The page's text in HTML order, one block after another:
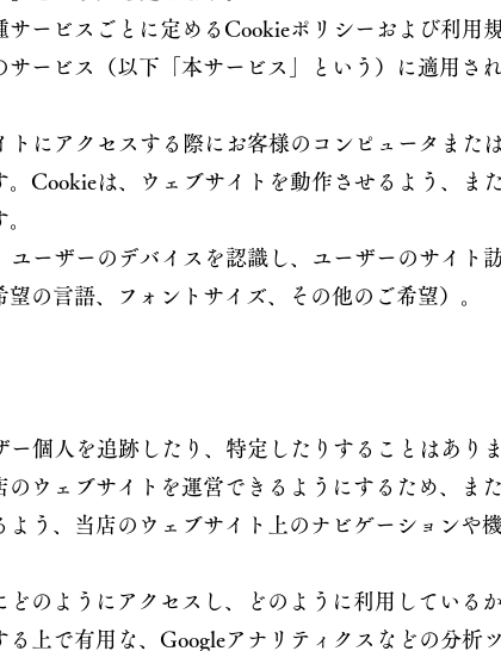
ービスごとに定めるCookieポリシーおよび利用
ービス（以下「本サービス」という）に適用さ
にアクセスする際にお客様のコンピュータまた
Cookieは、ウェブサイトを動作させるよう、ま
ユーザーのデバイスを認識し、ユーザーのサイト
の言語、フォントサイズ、その他のご希望）。
ー個人を追跡したり、特定したりすることはあり
ウェブサイトを運営できるようにするため、ま
よう、当店のウェブサイト上のナビゲーションや
のようにアクセスし、どのように利用している
上で有用な、Googleアナリティクスなどの分析